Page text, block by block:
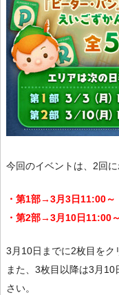
今回のイベントは、2回
・第1部→3月3日11:00
・第2部→3月10日11:00
3月10日までに2枚目をク
また、3枚目以降は3月
さい。